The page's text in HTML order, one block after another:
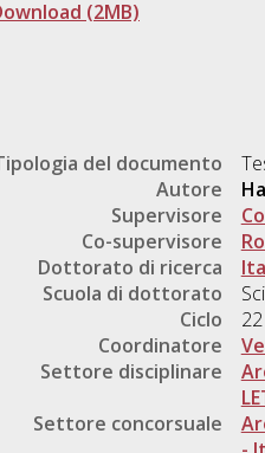
(2MB)
del documento
Autore
Supervisore
Co-supervisore
Dottorato di ricerca
Scuola di dottorato
Ciclo
22
Coordinatore
Settore disciplinare
Settore concorsuale